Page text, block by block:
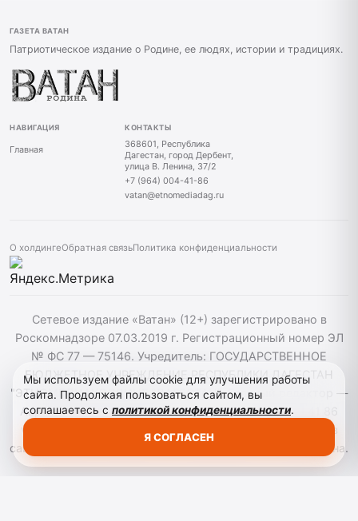
ГАЗЕТА ВАТАН
Патриотическое издание о Родине, ее людях, истории и традициях.
НАВИГАЦИЯ
Главная
КОНТАКТЫ
368601, Республика
Дагестан, город Дербент,
улица В. Ленина, 37/2
+7 (964) 004-41-86
vatan@etnomediadag.ru
О холдингеОбратная связьПолитика конфиденциальности
Сетевое издание «Ватан» (12+) зарегистрировано в
Роскомнадзоре 07.03.2019 г. Регистрационный номер ЭЛ
№ ФС 77 — 75146. Учредитель: ГОСУДАРСТВЕННОЕ
БЮДЖЕТНОЕ УЧРЕЖДЕНИЕ РЕСПУБЛИКИ ДАГЕСТАН
"ЭТНОМЕДИАХОЛДИНГ "ДАГЕСТАН". Главный редактор —
Аврумов Моисей Давидович, Телефон: +7964 004 41 86
vatan@etnomediadag.ru При использовании материалов
сайта активная гиперссылка на gazetavatan.ru обязательна.
Мы используем файлы cookie для улучшения работы
сайта. Продолжая пользоваться сайтом, вы
соглашаетесь с политикой конфиденциальности.
Я СОГЛАСЕН